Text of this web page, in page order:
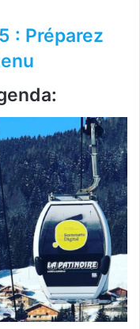
: Préparez